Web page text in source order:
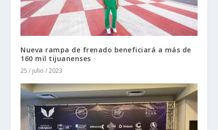
Nueva rampa de frenado beneficiará a más de
160 mil tijuanenses
25 / julio / 2023